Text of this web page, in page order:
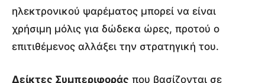
ηλεκτρονικού ψαρέματος μπορεί να είναι
χρήσιμη μόλις για δώδεκα ώρες, προτού ο
επιτιθέμενος αλλάξει την στρατηγική του.
Δείκτες Συμπεριφοράς που βασίζονται σε